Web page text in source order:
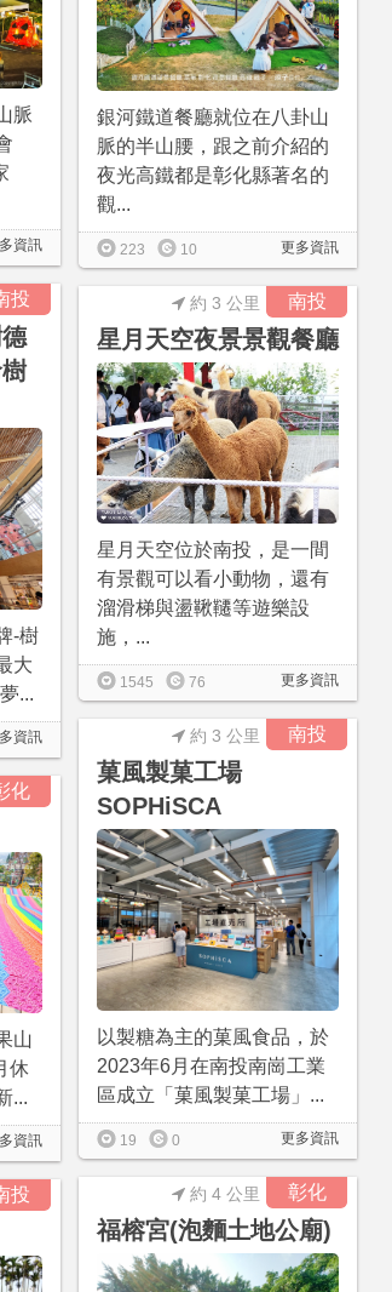
脈
資訊
銀河鐵道餐廳就位在八卦山
脈的半山腰，跟之前介紹的
夜光高鐵都是彰化縣著名的
觀...
更多資訊
223 10
投
-樹
大
...
資訊
南投
星月天空夜景景觀餐廳
約 3 公里
星月天空位於南投，是一間
有景觀可以看小動物，還有
溜滑梯與盪鞦韆等遊樂設
施，...
更多資訊
1545 76
南投
菓風製菓工場
SOPHiSCA
約 3 公里
以製糖為主的菓風食品，於
2023年6月在南投南崗工業
區成立「菓風製菓工場」...
更多資訊
19 0
化
山
休
...
資訊
彰化
福榕宮(泡麵土地公廟)
約 4 公里
投